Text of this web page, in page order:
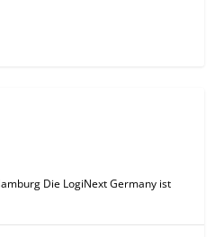
Die LogiNext Germany ist